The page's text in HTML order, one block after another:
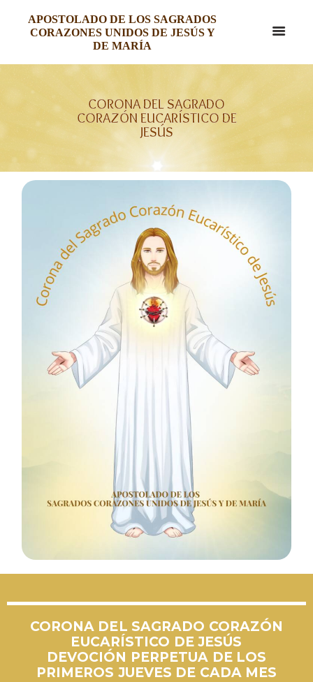
APOSTOLADO DE LOS SAGRADOS
CORAZONES UNIDOS DE JESÚS Y
DE MARÍA
CORONA DEL SAGRADO
CORAZÓN EUCARÍSTICO DE
JESÚS
CORONA DEL SAGRADO CORAZÓN
EUCARÍSTICO DE JESÚS
DEVOCIÓN PERPETUA DE LOS
PRIMEROS JUEVES DE CADA MES